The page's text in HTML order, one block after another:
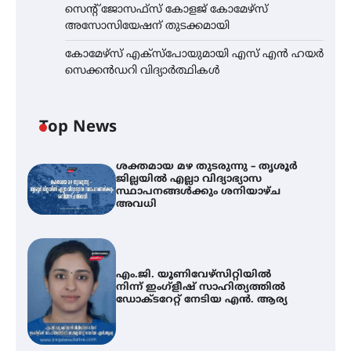
സെന്റ് ജോസഫ്സ് കോളജ് കോമേഴ്‌സ്
അസോസിയേഷന് തുടക്കമായി
കോമേഴ്സ് എക്സ്പോയുമായി എസ് എൻ ഹയർ
സെക്കൻഡറി വിദ്യാർത്ഥികൾ
Top News
ശക്തമായ മഴ തുടരുന്നു – തൃശൂർ
ജില്ലയിൽ എല്ലാ വിദ്യാഭ്യാസ
സ്ഥാപനങ്ങൾക്കും ശനിയാഴ്ച
അവധി
എം.ജി. യൂണിവേഴ്‌സിറ്റിയിൽ
നിന്ന് ഇംഗ്ളീഷ് സാഹിത്യത്തിൽ
ഡോക്ടറേറ്റ് നേടിയ എൻ. ആര്യ